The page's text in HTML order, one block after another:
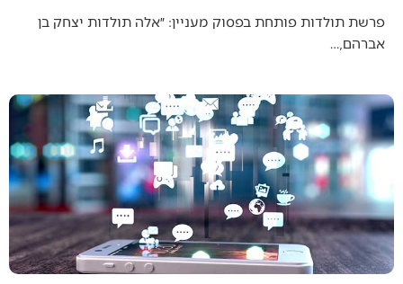
פרשת תולדות פותחת בפסוק מעניין: ״אלה תולדות יצחק בן
אברהם,…